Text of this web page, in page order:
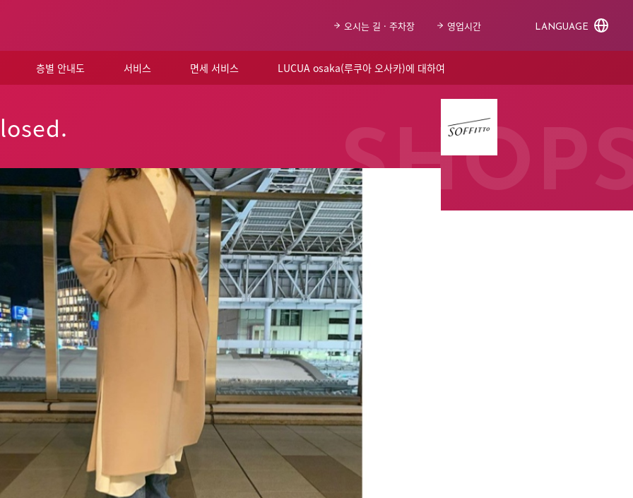
오시는 길 · 주차장 영업시간 LANGUAGE
층별 안내도 서비스 면세 서비스 LUCUA osaka(루쿠아 오사카)에 대하여